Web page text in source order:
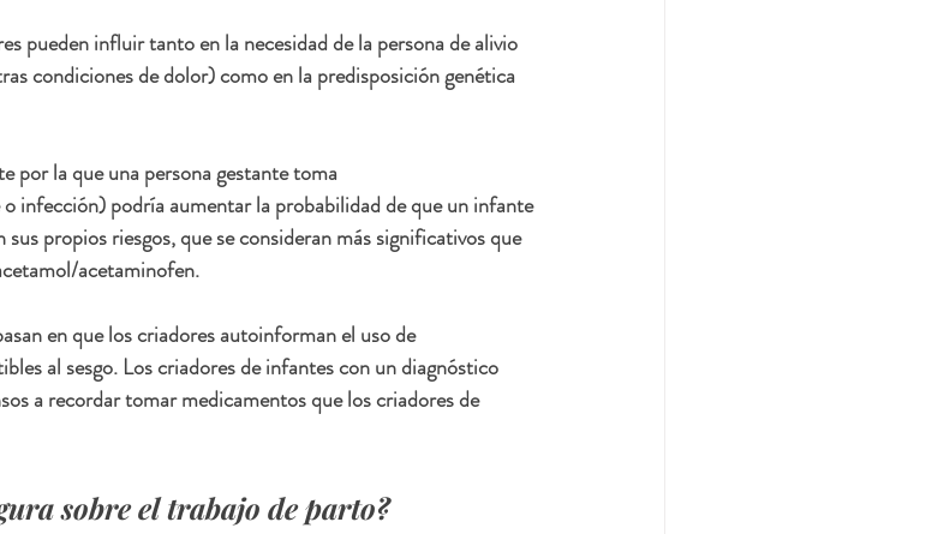
pueden influir tanto en la necesidad de la persona de alivio
condiciones de dolor) como en la predisposición genética
por la que una persona gestante toma
infección) podría aumentar la probabilidad de que un infante
propios riesgos, que se consideran más significativos que
acetaminofen.
en que los criadores autoinforman el uso de
al sesgo. Los criadores de infantes con un diagnóstico
a recordar tomar medicamentos que los criadores de
sobre el trabajo de parto?